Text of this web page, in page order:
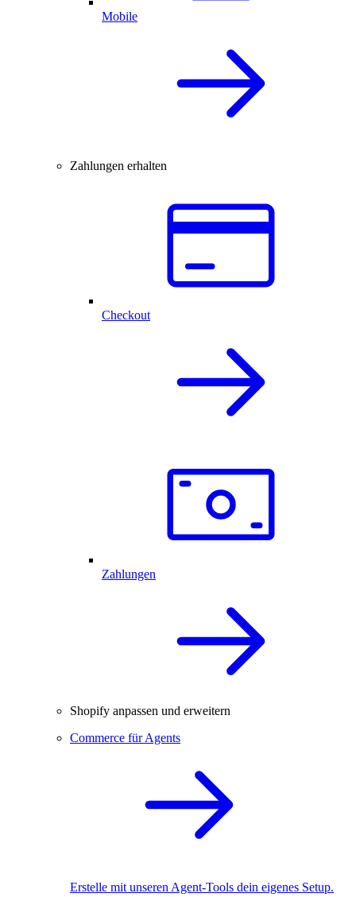
Mobile
Zahlungen erhalten
Checkout
Zahlungen
Shopify anpassen und erweitern
Commerce für Agents
Erstelle mit unseren Agent-Tools dein eigenes Setup.